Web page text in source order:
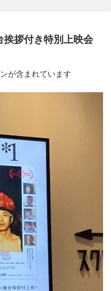
挨拶付き特別上映会
が含まれています